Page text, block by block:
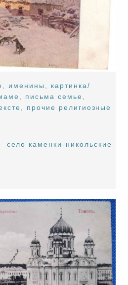
именины
картинка/
письма семье
прочие религиозные
село каменки-никольские